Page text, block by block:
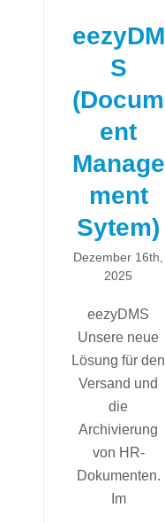
eezyDM
S
(Docum
ent
Manage
ment
Sytem)
Dezember 16th,
2025
eezyDMS
Unsere neue
Lösung für den
Versand und
die
Archivierung
von HR-
Dokumenten.
Im